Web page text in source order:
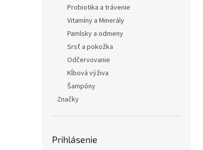
Probiotika a trávenie
Vitamíny a Minerály
Pamlsky a odmeny
Srsť a pokožka
Odčervovanie
Kĺbová výživa
Šampóny
Značky
Prihlásenie